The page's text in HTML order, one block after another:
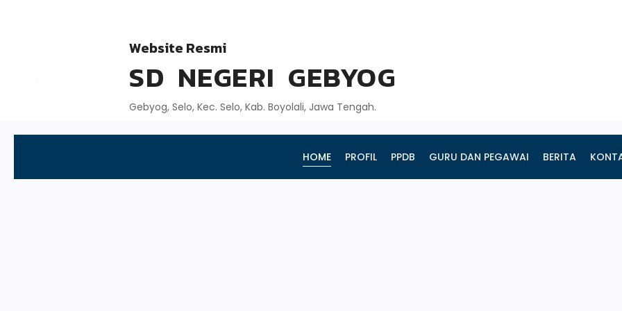
Website Resmi
SD NEGERI GEBYOG
Gebyog, Selo, Kec. Selo, Kab. Boyolali, Jawa Tengah.
HOME PROFIL PPDB GURU DAN PEGAWAI BERITA